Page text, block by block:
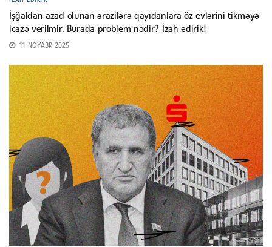
İşğaldan azad olunan ərazilərə qayıdanlara öz evlərini tikməyə
icazə verilmir. Burada problem nədir? İzah edirik!
11 NOYABR 2025